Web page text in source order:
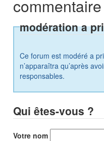
modération a
Ce forum est modéré a
n’apparaîtra qu’après
responsables.
Qui êtes-vous ?
Votre nom